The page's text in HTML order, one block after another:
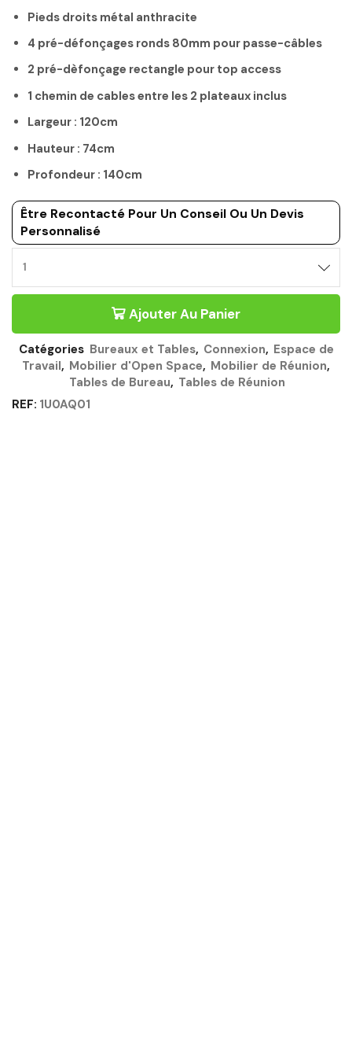
Pieds droits métal anthracite
4 pré-défonçages ronds 80mm pour passe-câbles
2 pré-dèfonçage rectangle pour top access
1 chemin de cables entre les 2 plateaux inclus
Largeur : 120cm
Hauteur : 74cm
Profondeur : 140cm
Être Recontacté Pour Un Conseil Ou Un Devis
Personnalisé
BENCH
120CM
140CM
CHÊNE
DU
BOCAGE
Ajouter Au Panier
Catégories Bureaux et Tables, Connexion, Espace de
Travail, Mobilier d'Open Space, Mobilier de Réunion,
Tables de Bureau, Tables de Réunion
REF: 1U0AQ01